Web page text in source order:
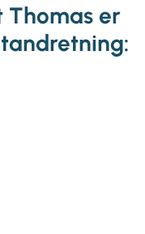
Thomas er